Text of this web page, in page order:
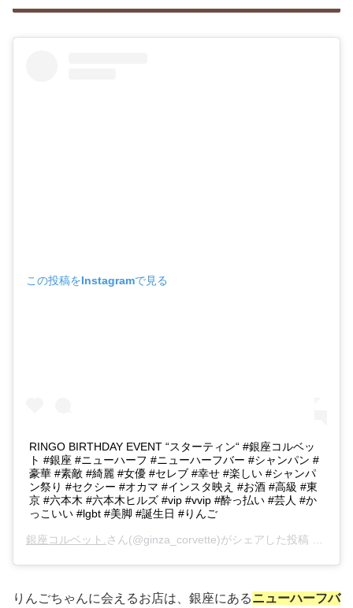
この投稿をInstagramで見る
RINGO BIRTHDAY EVENT “スターティン“ #銀座コルベッ
ト #銀座 #ニューハーフ #ニューハーフバー #シャンパン #
豪華 #素敵 #綺麗 #女優 #セレブ #幸せ #楽しい #シャンパ
ン祭り #セクシー #オカマ #インスタ映え #お酒 #高級 #東
京 #六本木 #六本木ヒルズ #vip #vvip #酔っ払い #芸人 #か
っこいい #lgbt #美脚 #誕生日 #りんご
銀座コルベット. さん(@ginza_corvette)がシェアした投稿 –
りんごちゃんに会えるお店は、銀座にあるニューハーフバ